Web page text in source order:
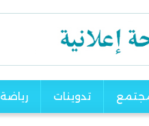
تدوينات رياضة